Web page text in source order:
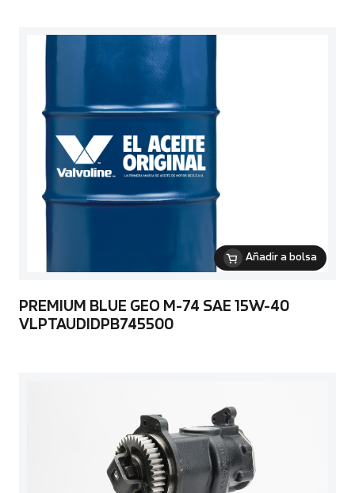
Añadir a bolsa
PREMIUM BLUE GEO M-74 SAE 15W-40
VLPTAUDIDPB745500